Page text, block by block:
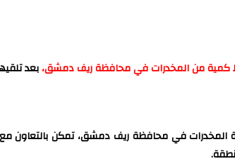
من المخدرات في محافظة ريف دمشق،بعد
المخدرات في محافظة ريف دمشق، تمكن بالتعاون